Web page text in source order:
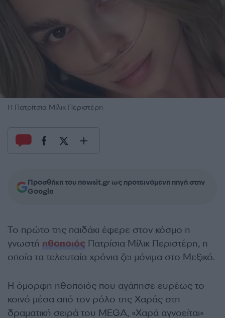
Η Πατρίτσια Μίλικ Περιστέρη
Προσθήκη του newsit.gr ως προτεινόμενη πηγή στην
Google
Το πρώτο της παιδάκι έφερε στον κόσμο η
γνωστή ηθοποιός Πατρίσια Μίλικ Περιστέρη, η
οποία τα τελευταία χρόνια ζει μόνιμα στο Μεξικό.
Η όμορφη ηθοποιός που αγάπησε ευρέως το
κοινό μέσα από τον ρόλο της Χαράς στη
δραματική σειρά του MEGA, «Χαρά αγνοείται»